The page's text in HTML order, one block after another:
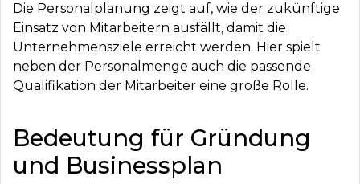
Die Personalplanung zeigt auf, wie der zukünftige
Einsatz von Mitarbeitern ausfällt, damit die
Unternehmensziele erreicht werden. Hier spielt
neben der Personalmenge auch die passende
Qualifikation der Mitarbeiter eine große Rolle.
Bedeutung für Gründung
und Businessplan